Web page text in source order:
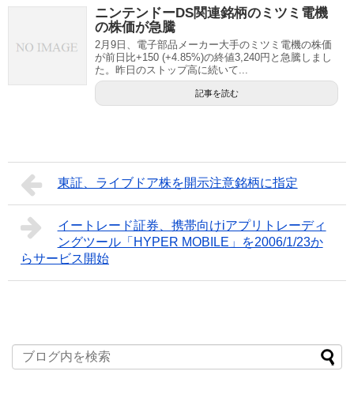
ニンテンドーDS関連銘柄のミツミ電機
の株価が急騰
2月9日、電子部品メーカー大手のミツミ電機の株価
が前日比+150 (+4.85%)の終値3,240円と急騰しまし
た。昨日のストップ高に続いて...
記事を読む
東証、ライブドア株を開示注意銘柄に指定
イートレード証券、携帯向けiアプリトレーディ
ングツール「HYPER MOBILE」を2006/1/23か
らサービス開始